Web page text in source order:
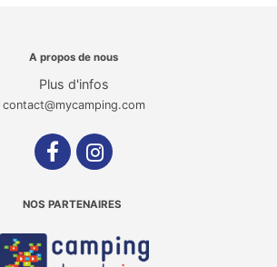
A propos de nous
Plus d'infos
contact@mycamping.com
NOS PARTENAIRES